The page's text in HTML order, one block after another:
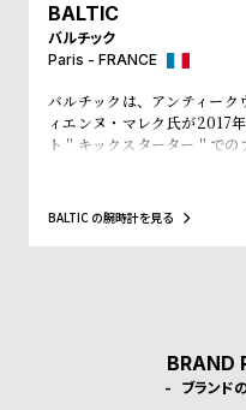
BALTIC
バルチック
Paris - FRANCE
バルチックは、アンティー
ィエンヌ・マレク氏が2017
ト＂キックスターター＂での
200個の時計も45分で完売
クションは、マレク氏の父が
インスピレーションを得て
る時計はいずれも絶妙な雰
BALTIC の腕時計を見る
BRAND
ブランド